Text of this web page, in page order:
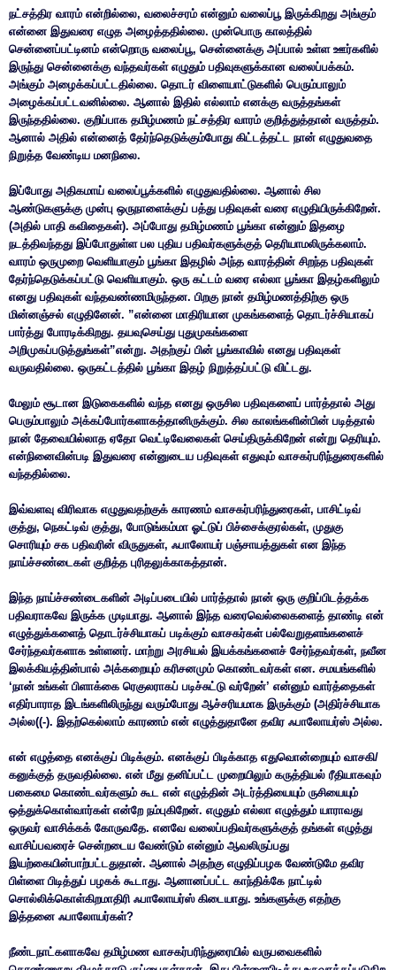
நட்சத்திர வாரம் என்றில்லை, வலைச்சரம் என்னும் வலைப்பூ இருக்கிறது அங்கும்
என்னை இதுவரை எழுத அழைத்ததில்லை. முன்பொரு காலத்தில்
சென்னைப்பட்டினம் என்றொரு வலைப்பூ, சென்னைக்கு அப்பால் உள்ள ஊர்களில்
இருந்து சென்னைக்கு வந்தவர்கள் எழுதும் பதிவுகளுக்கான வலைப்பக்கம்.
அங்கும் அழைக்கப்பட்டதில்லை. தொடர் விளையாட்டுகளில் பெரும்பாலும்
அழைக்கப்பட்டவனில்லை. ஆனால் இதில் எல்லாம் எனக்கு வருத்தங்கள்
இருந்ததில்லை. குறிப்பாக தமிழ்மணம் நட்சத்திர வாரம் குறித்துத்தான் வருத்தம்.
ஆனால் அதில் என்னைத் தேர்ந்தெடுக்கும்போது கிட்டத்தட்ட நான் எழுதுவதை
நிறுத்த வேண்டிய மனநிலை.
இப்போது அதிகமாய் வலைப்பூக்களில் எழுதுவதில்லை. ஆனால் சில
ஆண்டுகளுக்கு முன்பு ஒருநாளைக்குப் பத்து பதிவுகள் வரை எழுதியிருக்கிறேன்.
(அதில் பாதி கவிதைகள்). அப்போது தமிழ்மணம் பூங்கா என்னும் இதழை
நடத்திவந்தது இப்போதுள்ள பல புதிய பதிவர்களுக்குத் தெரியாமலிருக்கலாம்.
வாரம் ஒருமுறை வெளியாகும் பூங்கா இதழில் அந்த வாரத்தின் சிறந்த பதிவுகள்
தேர்ந்தெடுக்கப்பட்டு வெளியாகும். ஒரு கட்டம் வரை எல்லா பூங்கா இதழ்களிலும்
எனது பதிவுகள் வந்தவண்ணமிருந்தன. பிறகு நான் தமிழ்மணத்திற்கு ஒரு
மின்னஞ்சல் எழுதினேன். ”என்னை மாதிரியான முகங்களைத் தொடர்ச்சியாகப்
பார்த்து போரடிக்கிறது. தயவுசெய்து புதுமுகங்களை
அறிமுகப்படுத்துங்கள்”என்று. அதற்குப் பின் பூங்காவில் எனது பதிவுகள்
வருவதில்லை. ஒருகட்டத்தில் பூங்கா இதழ் நிறுத்தப்பட்டு விட்டது.
மேலும் சூடான இடுகைகளில் வந்த எனது ஒருசில பதிவுகளைப் பார்த்தால் அது
பெரும்பாலும் அக்கப்போர்களாகத்தானிருக்கும். சில காலங்களின்பின் படித்தால்
நான் தேவையில்லாத ஏதோ வெட்டிவேலைகள் செய்திருக்கிறேன் என்று தெரியும்.
என்நினைவின்படி இதுவரை என்னுடைய பதிவுகள் எதுவும் வாசகர்பரிந்துரைகளில்
வந்ததில்லை.
இவ்வளவு விரிவாக எழுதுவதற்குக் காரணம் வாசகர்பரிந்துரைகள், பாசிட்டிவ்
குத்து, நெகட்டிவ் குத்து, போடுங்கம்மா ஓட்டுப் பிச்சைக்குரல்கள், முதுகு
சொரியும் சக பதிவரின் விருதுகள், ஃபாலோயர் பஞ்சாயத்துகள் என இந்த
நாய்ச்சண்டைகள் குறித்த புரிதலுக்காகத்தான்.
இந்த நாய்ச்சண்டைகளின் அடிப்படையில் பார்த்தால் நான் ஒரு குறிப்பிடத்தக்க
பதிவராகவே இருக்க முடியாது. ஆனால் இந்த வரைவெல்லைகளைத் தாண்டி என்
எழுத்துக்களைத் தொடர்ச்சியாகப் படிக்கும் வாசகர்கள் பல்வேறுதளங்களைச்
சேர்ந்தவர்களாக உள்ளனர். மாற்று அரசியல் இயக்கங்களைச் சேர்ந்தவர்கள், நவீன
இலக்கியத்தின்பால் அக்கறையும் கரிசனமும் கொண்டவர்கள் என. சமயங்களில்
‘நான் உங்கள் பிளாக்கை ரெகுலராகப் படிச்சுட்டு வர்றேன்’ என்னும் வார்த்தைகள்
எதிர்பாராத இடங்களிலிருந்து வரும்போது ஆச்சரியமாக இருக்கும் (அதிர்ச்சியாக
அல்ல((-). இதற்கெல்லாம் காரணம் என் எழுத்துதானே தவிர ஃபாலோயர்ஸ் அல்ல.
என் எழுத்தை எனக்குப் பிடிக்கும். எனக்குப் பிடிக்காத எதுவொன்றையும் வாசகி/
கனுக்குத் தருவதில்லை. என் மீது தனிப்பட்ட முறையிலும் கருத்தியல் ரீதியாகவும்
பகைமை கொண்டவர்களும் கூட என் எழுத்தின் அடர்த்தியையும் ருசியையும்
ஒத்துக்கொள்வார்கள் என்றே நம்புகிறேன். எழுதும் எல்லா எழுத்தும் யாராவது
ஒருவர் வாசிக்கக் கோருவதே. எனவே வலைப்பதிவர்களுக்குத் தங்கள் எழுத்து
வாசிப்பவரைச் சென்றடைய வேண்டும் என்னும் ஆவலிருப்பது
இயற்கையின்பாற்பட்டதுதான். ஆனால் அதற்கு எழுதிப்பழக வேண்டுமே தவிர
பிள்ளை பிடித்துப் பழகக் கூடாது. ஆனானப்பட்ட காந்திக்கே நாட்டில்
சொல்லிக்கொள்கிறமாதிரி ஃபாலோயர்ஸ் கிடையாது. உங்களுக்கு எதற்கு
இத்தனை ஃபாலோயர்கள்?
நீண்டநாட்களாகவே தமிழ்மண வாசகர்பரிந்துரையில் வருபவைகளில்